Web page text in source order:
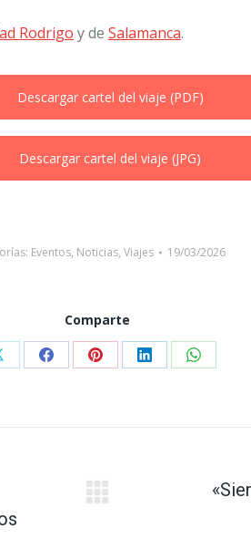
Rodrigo y de Salamanca.
Descargar cartel del viaje (PDF)
Descargar cartel del viaje (JPG)
Eventos, Noticias, Viajes 19/03/2026
Comparte
CompartirCompartirCompartir